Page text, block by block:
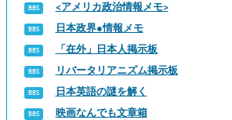
<アメリカ政治情報メモ>
日本政界●情報メモ
「在外」日本人掲示板
リバータリアニズム掲示板
日本英語の謎を解く
映画なんでも文章箱